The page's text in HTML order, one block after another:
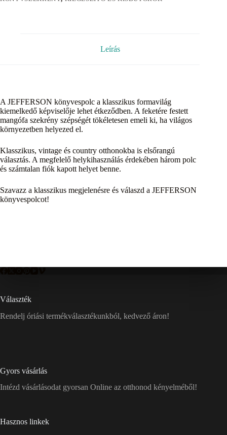
Leírás
A JEFFERSON könyvespolc a klasszikus formavilág
kiemelkedő képviselője lehet étkeződben. A feketére festett
mangófa szekrény szépségét tökéletesen emeli ki, ha világos
környezetben helyezed el.
Klasszikus, vintage és country otthonokba is elsőrangú
választás. A megfelelő helykihasználás érdekében három polc
és számtalan fiók kapott helyet benne.
Szavazz a klasszikus megjelenésre és válaszd a JEFFERSON
könyvespolcot!
Választék
Rendelj óriási termékválasztékunkból, kedvező áron!
Gyors vásárlás
Intézd vásárlásodat gyorsan Online az otthonod kényelméből!
Hasznos linkek